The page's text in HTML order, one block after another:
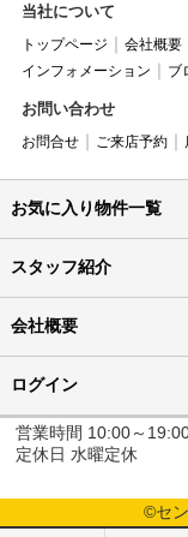
当社について
トップページ 会社概要
インフォメーション
ブ
お問い合わせ
お問合せ ご来店予約
お気に入り物件一覧
スタッフ紹介
会社概要
ログイン
営業時間 10:00～
定休日 水曜定休
©セ